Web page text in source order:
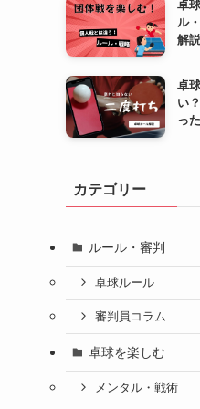
卓
ル
解
卓
い
っ
カテゴリー
ルール・審判
卓球ルール
審判員コラム
卓球を楽しむ
メンタル・戦術